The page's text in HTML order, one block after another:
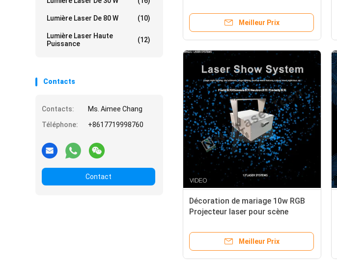
Lumière Laser De 80 W (10)
Lumière Laser Haute
Puissance
(12)
Contacts
Contacts:
Ms. Aimee Chang
Téléphone:
+8617719998760
Contact
Pour la discothèque Dj Party Night
Meilleur Prix
Décoration de mariage 10w RGB
Projecteur laser pour scène
Meilleur Prix